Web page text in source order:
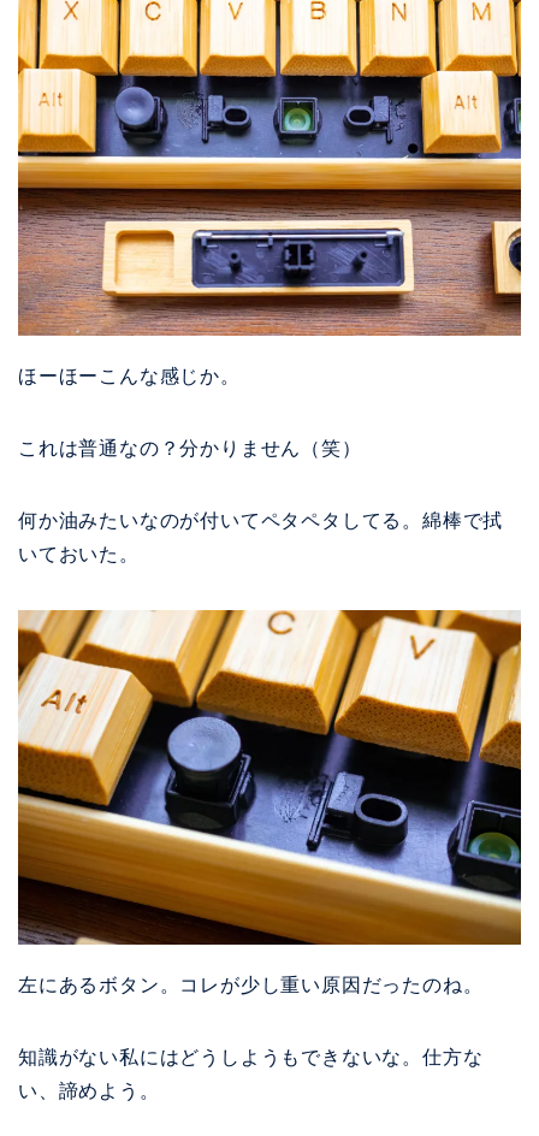
ほーほーこんな感じか。
これは普通なの？分かりません（笑）
何か油みたいなのが付いてペタペタしてる。綿棒で拭
いておいた。
左にあるボタン。コレが少し重い原因だったのね。
知識がない私にはどうしようもできないな。仕方な
い、諦めよう。